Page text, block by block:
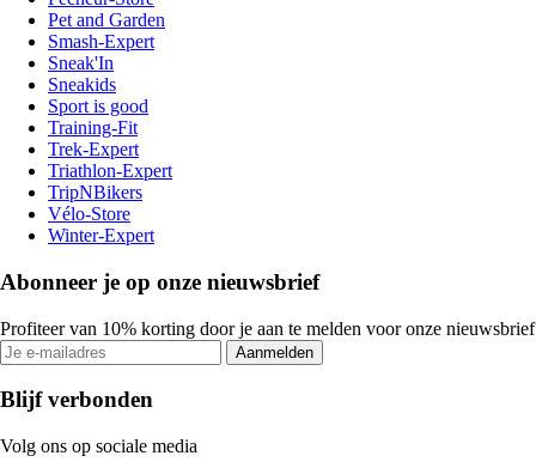
Pet and Garden
Smash-Expert
Sneak'In
Sneakids
Sport is good
Training-Fit
Trek-Expert
Triathlon-Expert
TripNBikers
Vélo-Store
Winter-Expert
Abonneer je op onze nieuwsbrief
Profiteer van 10% korting door je aan te melden voor onze nieuwsbrief
Aanmelden
Blijf verbonden
Volg ons op sociale media